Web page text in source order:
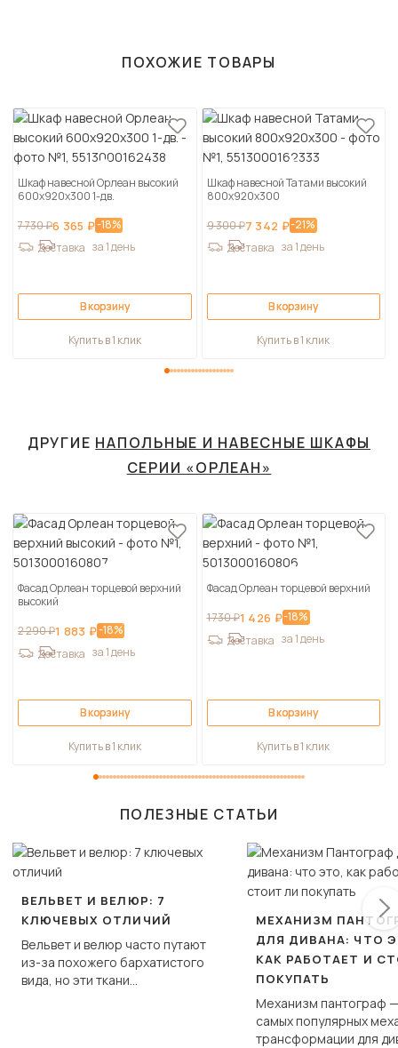
ПОХОЖИЕ ТОВАРЫ
Шкаф навесной Орлеан высокий
600х920х300 1-дв.
7 730 ₽6 365 ₽-18%
Доставка за 1 день
В корзину
Купить в 1 клик
Шкаф навесной Татами высокий
800х920х300
9 300 ₽7 342 ₽-21%
Доставка за 1 день
В корзину
Купить в 1 клик
ДРУГИЕ НАПОЛЬНЫЕ И НАВЕСНЫЕ ШКАФЫ
СЕРИИ «ОРЛЕАН»
Фасад Орлеан торцевой верхний
высокий
2 290 ₽1 883 ₽-18%
Доставка за 1 день
В корзину
Купить в 1 клик
Фасад Орлеан торцевой верхний
1 730 ₽1 426 ₽-18%
Доставка за 1 день
В корзину
Купить в 1 клик
ПОЛЕЗНЫЕ СТАТЬИ
ВЕЛЬВЕТ И ВЕЛЮР: 7
КЛЮЧЕВЫХ ОТЛИЧИЙ
Вельвет и велюр часто путают
из-за похожего бархатистого
вида, но эти ткани
МЕХАНИЗМ
ДЛЯ ДИВАНА: ЧТО
КАК РАБОТАЕТ И
ПОКУПАТЬ
Механизм пантограф
самых популярных
трансформации для